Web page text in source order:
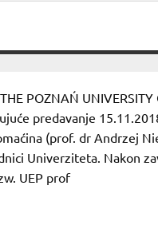
POZNAŃ UNIVERSITY
predavanje
(prof. dr Andrzej
Univerziteta. Nakon
UEP prof